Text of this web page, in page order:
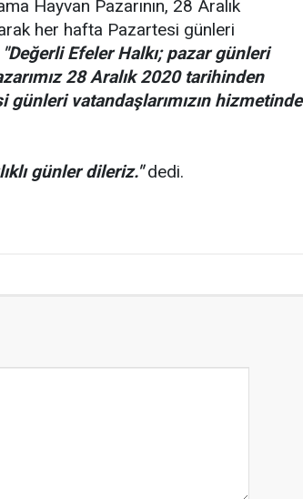
Hayvan Pazarının, 28 Aralık
her hafta Pazartesi günleri
"Değerli Efeler Halkı; pazar günleri
28 Aralık 2020 tarihinden
vatandaşlarımızın hizmetinde
günler dileriz."dedi.